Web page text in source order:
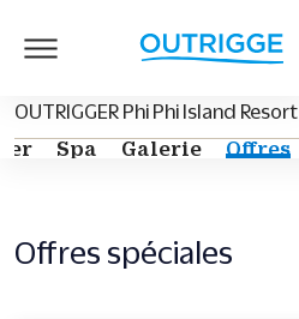
OUTRIGGER Phi Phi Island Resort
Spa Galerie Offres
Offres spéciales